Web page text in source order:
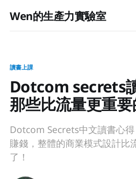
Wen的生產力實驗室
讀書上課
Dotcom secrets
那些比流量更重
Dotcom Secrets中文讀書心
賺錢，整體的商業模式設計比
了！